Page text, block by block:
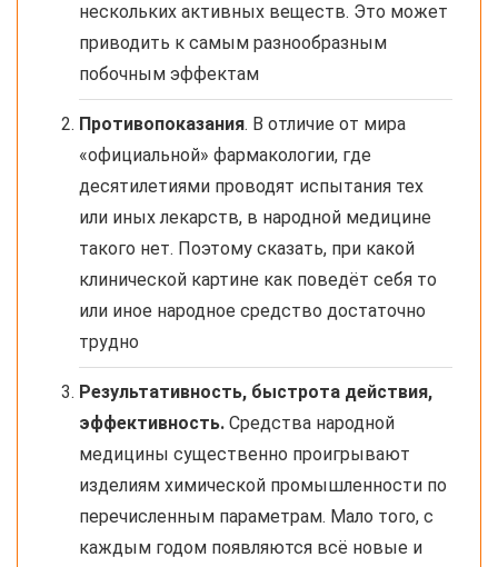
нескольких активных веществ. Это может
приводить к самым разнообразным
побочным эффектам
Противопоказания. В отличие от мира
«официальной» фармакологии, где
десятилетиями проводят испытания тех
или иных лекарств, в народной медицине
такого нет. Поэтому сказать, при какой
клинической картине как поведёт себя то
или иное народное средство достаточно
трудно
Результативность, быстрота действия,
эффективность. Средства народной
медицины существенно проигрывают
изделиям химической промышленности по
перечисленным параметрам. Мало того, с
каждым годом появляются всё новые и